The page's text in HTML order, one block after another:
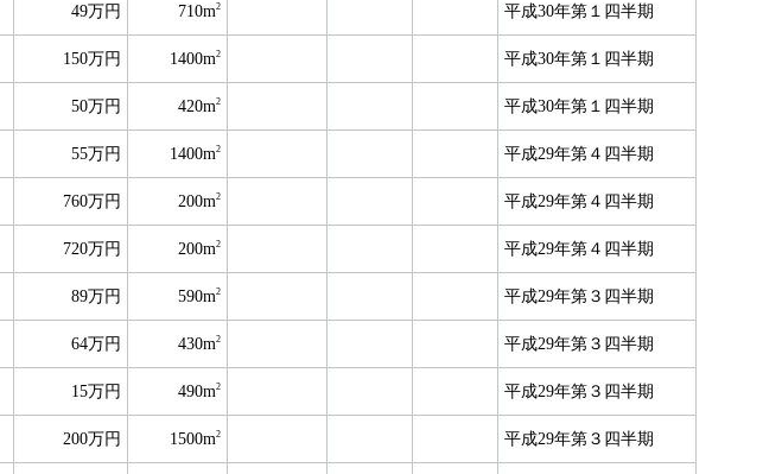
49万円 710m2 平成30年第１四半期
150万円 1400m2 平成30年第１四半期
50万円 420m2 平成30年第１四半期
55万円 1400m2 平成29年第４四半期
760万円 200m2 平成29年第４四半期
720万円 200m2 平成29年第４四半期
89万円 590m2 平成29年第３四半期
64万円 430m2 平成29年第３四半期
15万円 490m2 平成29年第３四半期
200万円 1500m2 平成29年第３四半期